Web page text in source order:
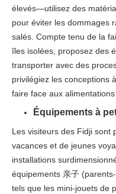
élevés—utilisez des
pour éviter les dommages
salés. Compte tenu de la
îles isolées, proposez des
transporter avec des
privilégiez les conceptions
faire face aux
Équipements à
Les visiteurs des Fidji sont
vacances et de jeunes
installations
équipements 亲子
tels que les mini-jouets de